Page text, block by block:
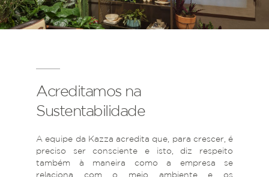
Acreditamos na
Sustentabilidade
A equipe da Kazza acredita que, para crescer, é
preciso ser consciente e isto, diz respeito
também à maneira como a empresa se
relaciona com o meio ambiente e os